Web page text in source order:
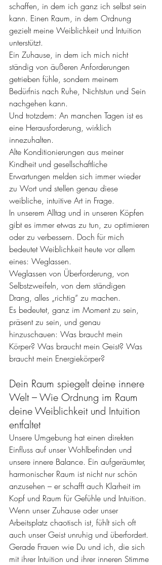
schaffen, in dem ich ganz ich selbst sein
kann. Einen Raum, in dem Ordnung
gezielt meine Weiblichkeit und Intuition
unterstützt.
Ein Zuhause, in dem ich mich nicht
ständig von äußeren Anforderungen
getrieben fühle, sondern meinem
Bedürfnis nach Ruhe, Nichtstun und Sein
nachgehen kann.
Und trotzdem: An manchen Tagen ist es
eine Herausforderung, wirklich
innezuhalten.
Alte Konditionierungen aus meiner
Kindheit und gesellschaftliche
Erwartungen melden sich immer wieder
zu Wort und stellen genau diese
weibliche, intuitive Art in Frage.
In unserem Alltag und in unseren Köpfen
gibt es immer etwas zu tun, zu optimieren
oder zu verbessern. Doch für mich
bedeutet Weiblichkeit heute vor allem
eines: Weglassen.
Weglassen von Überforderung, von
Selbstzweifeln, von dem ständigen
Drang, alles „richtig“ zu machen.
Es bedeutet, ganz im Moment zu sein,
präsent zu sein, und genau
hinzuschauen: Was braucht mein
Körper? Was braucht mein Geist? Was
braucht mein Energiekörper?
Dein Raum spiegelt deine innere
Welt – Wie Ordnung im Raum
deine Weiblichkeit und Intuition
entfaltet
Unsere Umgebung hat einen direkten
Einfluss auf unser Wohlbefinden und
unsere innere Balance. Ein aufgeräumter,
harmonischer Raum ist nicht nur schön
anzusehen – er schafft auch Klarheit im
Kopf und Raum für Gefühle und Intuition.
Wenn unser Zuhause oder unser
Arbeitsplatz chaotisch ist, fühlt sich oft
auch unser Geist unruhig und überfordert.
Gerade Frauen wie Du und ich, die sich
mit ihrer Intuition und ihrer inneren Stimme